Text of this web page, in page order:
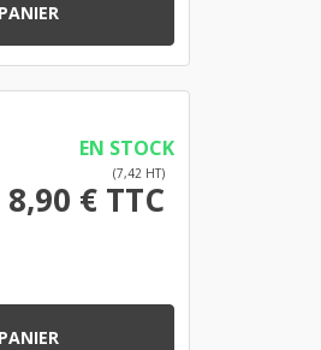
EN STOCK
(7,42 HT)
8,90 € TTC